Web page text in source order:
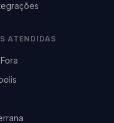
ATENDIDAS